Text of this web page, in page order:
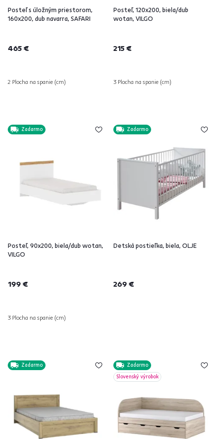
Posteľ s úložným priestorom,
160x200, dub navarra, SAFARI
465 €
2 Plocha na spanie (cm)
Posteľ, 120x200, biela/dub
wotan, VILGO
215 €
3 Plocha na spanie (cm)
Zadarmo
Posteľ, 90x200, biela/dub wotan,
VILGO
199 €
3 Plocha na spanie (cm)
Zadarmo
Detská postieľka, biela, OLJE
269 €
Zadarmo
Zadarmo
Slovenský výrobok